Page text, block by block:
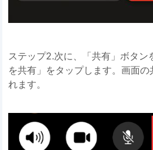
ステップ2.次に、「共有」ボタン
を共有」をタップします。画面
れます。